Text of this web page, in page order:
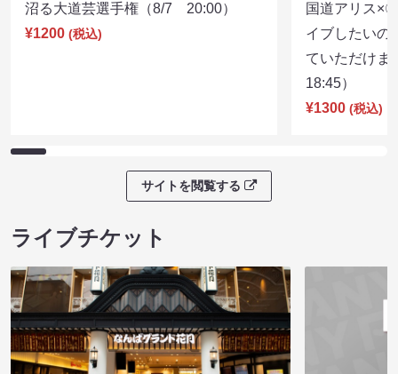
沼る大道芸選手権（8/7 20:00）
¥1200 (税込)
国道アリス×
イブしたいの
ていただけ
18:45）
¥1300 (税込)
サイトを閲覧する
ライブチケット